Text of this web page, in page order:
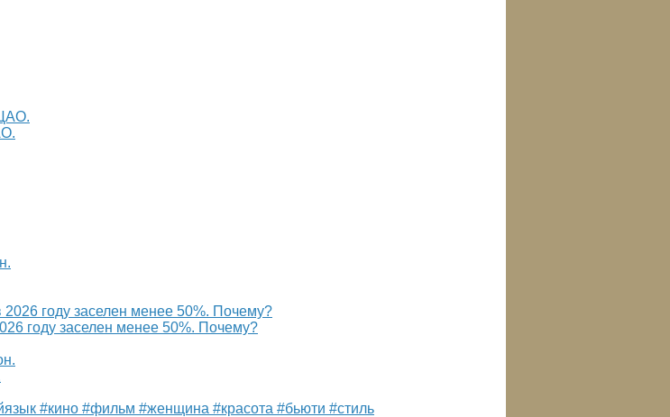
году заселен менее 50%. Почему?